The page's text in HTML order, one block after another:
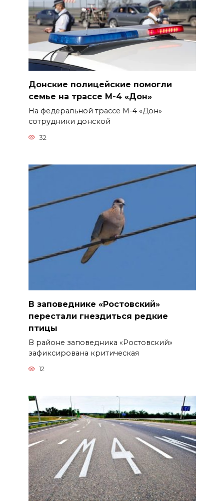
Донские полицейские помогли
семье на трассе М-4 «Дон»
На федеральной трассе М-4 «Дон»
сотрудники донской
32
В заповеднике «Ростовский»
перестали гнездиться редкие
птицы
В районе заповедника «Ростовский»
зафиксирована критическая
12